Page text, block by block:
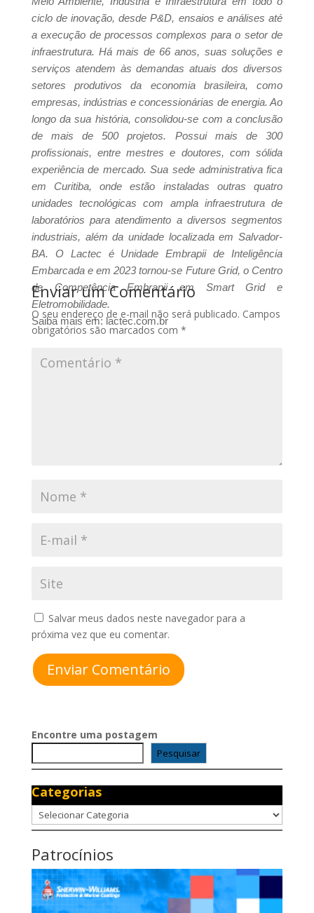
ciclo de inovação, desde P&D, ensaios e análises até
a execução de processos complexos para o setor de
infraestrutura. Há mais de 66 anos, suas soluções e
serviços atendem às demandas atuais dos diversos
setores produtivos da economia brasileira, como
empresas, indústrias e concessionárias de energia. Ao
longo da sua história, consolidou-se com a conclusão
de mais de 500 projetos. Possui mais de 300
profissionais, entre mestres e doutores, com sólida
experiência de mercado. Sua sede administrativa fica
em Curitiba, onde estão instaladas outras quatro
unidades tecnológicas com ampla infraestrutura de
laboratórios para atendimento a diversos segmentos
industriais, além da unidade localizada em Salvador-
BA. O Lactec é Unidade Embrapii de Inteligência
Embarcada e em 2023 tornou-se Future Grid, o Centro
de Competência Embrapii em Smart Grid e
Eletromobilidade.
Saiba mais em: lactec.com.br
Enviar um Comentário
O seu endereço de e-mail não será publicado. Campos
obrigatórios são marcados com *
Salvar meus dados neste navegador para a
próxima vez que eu comentar.
Enviar Comentário
Encontre uma postagem
Pesquisar
Categorias
Categorias
Patrocínios